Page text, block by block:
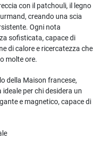
con il patchouli, il legno
creando una scia
Ogni nota
sofisticata, capace di
di calore e ricercatezza che
molte ore.
della Maison francese,
per chi desidera un
e magnetico, capace di